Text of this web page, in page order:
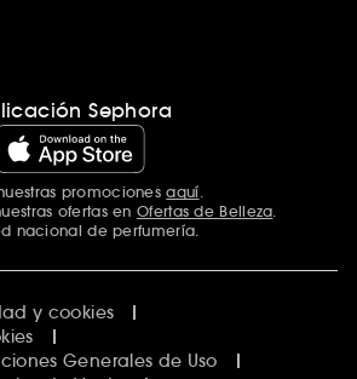
Sephora
promocionesaquí.
ofertas en Ofertas de Belleza.
nacional de perfumería.
y cookies
Generales de Uso